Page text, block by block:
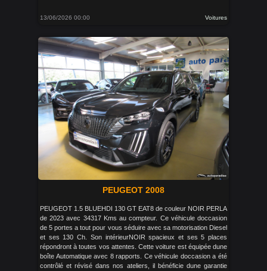
13/06/2026 00:00 Voitures
PEUGEOT 2008
PEUGEOT 1.5 BLUEHDI 130 GT EAT8 de couleur NOIR PERLA
de 2023 avec 34317 Kms au compteur. Ce véhicule doccasion
de 5 portes a tout pour vous séduire avec sa motorisation Diesel
et ses 130 Ch. Son intérieurNOIR spacieux et ses 5 places
répondront à toutes vos attentes. Cette voiture est équipée dune
boîte Automatique avec 8 rapports. Ce véhicule doccasion a été
contrôlé et révisé dans nos ateliers, il bénéficie dune garantie